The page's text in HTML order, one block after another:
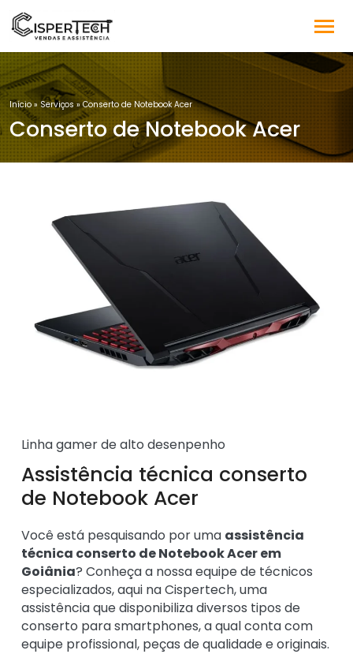
Início» Serviços »Conserto de Notebook Acer
Conserto de Notebook Acer
Linha gamer de alto desenpenho
Assistência técnica conserto
de Notebook Acer
Você está pesquisando por uma assistência
técnica conserto de Notebook Acer em
Goiânia? Conheça a nossa equipe de técnicos
especializados, aqui na Cispertech, uma
assistência que disponibiliza diversos tipos de
conserto para smartphones, a qual conta com
equipe profissional, peças de qualidade e originais.